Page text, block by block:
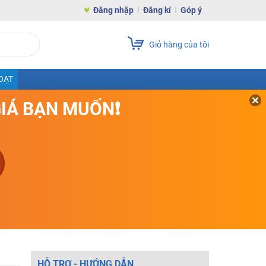
Đăng nhập Đăng kí Góp ý
Giỏ hàng của tôi
BẠN MUỐN❗